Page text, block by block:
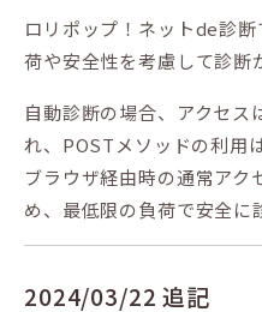
ロリポップ！ネットde診
荷や安全性を考慮して診断
自動診断の場合、アクセス
れ、POSTメソッドの利用
ブラウザ経由時の通常アク
め、最低限の負荷で安全に
2024/03/22 追記